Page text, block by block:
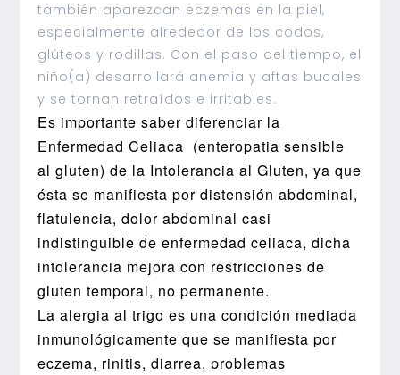
también aparezcan eczemas en la piel,
especialmente alrededor de los codos,
glúteos y rodillas. Con el paso del tiempo, el
niño(a) desarrollará anemia y aftas bucales
y se tornan retraídos e irritables.
Es importante saber diferenciar la
Enfermedad Celiaca (enteropatia sensible
al gluten) de la Intolerancia al Gluten, ya que
ésta se manifiesta por distensión abdominal,
flatulencia, dolor abdominal casi
indistinguible de enfermedad celiaca, dicha
intolerancia mejora con restricciones de
gluten temporal, no permanente.
La alergia al trigo es una condición mediada
inmunológicamente que se manifiesta por
eczema, rinitis, diarrea, problemas